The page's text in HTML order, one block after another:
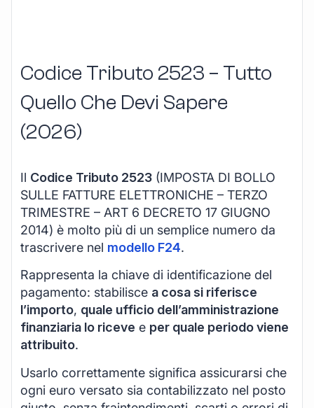
Codice Tributo 2523 – Tutto
Quello Che Devi Sapere
(2026)
Il Codice Tributo 2523 (IMPOSTA DI BOLLO
SULLE FATTURE ELETTRONICHE – TERZO
TRIMESTRE – ART 6 DECRETO 17 GIUGNO
2014) è molto più di un semplice numero da
trascrivere nel modello F24.
Rappresenta la chiave di identificazione del
pagamento: stabilisce a cosa si riferisce
l’importo, quale ufficio dell’amministrazione
finanziaria lo riceve e per quale periodo viene
attribuito.
Usarlo correttamente significa assicurarsi che
ogni euro versato sia contabilizzato nel posto